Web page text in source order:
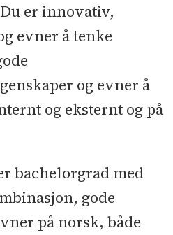
er innovativ,
evner å tenke
og evner å
og eksternt og på
bachelorgrad med
gode
på norsk, både